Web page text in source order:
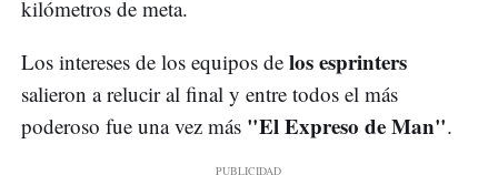
kilómetros de meta.
Los intereses de los equipos de los esprinters
salieron a relucir al final y entre todos el más
poderoso fue una vez más "El Expreso de Man".